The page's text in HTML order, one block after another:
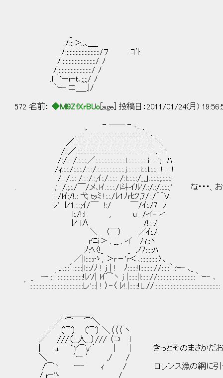
./:::＞..､＿_
/:::::::::::::::::::::::/７ ｺﾞﾄ
./:::::::::::::::::::::::/ /
/:::::::::::::::::::::::/ /
.l ｀'ーr‐ｔ､;;;;/ /
｀ｰ- ニ＿_,|/
572 名前： ◆Ml9ZfXrBUo [age] 投稿日：2011/01/24(月)
- ―― - ､_
,..:.:´:.:.:.:.:.:.:.:.:.:.:.:.:.:.:.:.:.:.｀:..､
／.:.:.:.:.:.:.:.:.:.:.:.:.:.:.:.:.:.:.:.:.:.:.:.:.:.:.:＼
/.:／.:.:.:.:.:.:.:.:.:.:.:.:.:.:.:.:.:.:.:.:.:.:.:.:.:.:.､.:.ヽ
/:/:.:./.:.:.:.／:.:.:.:.:.:.:.:.:.:.l.:.:.:.:.:.:.:i:.:.:.';:.:.ﾊ
/ｨ.:.:./:.:.:./.:.:/.:.:.:.:.:.:.:.:.:.j.:.:.:.:.i:.:.l.:.:..:.!:.:.:.!
/.:./.:.: /.:.:/.:,ｲ:./.:.:.: /:l:.:.:.:/_,」.:.:.:.;.:.:.:.!
. ,'.:./.;.:./￣/メ､lｲ.:.:.:./i斗イﾙ'/.:/.:/.:.:.:,' な・・・、おい
l.:/lｲ:/!.: 弋 ｔｯﾐ !:.:./ﾚ1ﾉｒﾋﾂ,7/:./´｀V
ﾚ' ﾚ'1.:.:;ｲ/￣ !:/ ￣/ｲ:./7 ﾉ
l:./!:l , u /イ- ィ'
ﾚ' l∧ /!:.:/
＼ （￣） ／ｲ:./
r'ﾆi＞ . __ . イ /ｨ::ヽ
ﾉ:ﾍ〈!_ _ ノﾌ:::::ﾊ
／|l:::::rゝ, ＞ｒ－'r＜､::::::::::::〉､
,...:::´::::::|l:::/ﾉ ! j | ! ﾉ::::::!l::::::::://:::::｀::ｰ- ､_
_ -‐:::´:::::::::::::::::!ﾚ'/| lｲ⌒ヽ j |::::::|l:::::://:::::::::::::::::::::::::｀ ｰ- ､
´ ::::::::::::::::::::::::::::::::::::レ':::| ! 〉-〈 ﾚ!.|::::::!L.//::::::::::::::::::::::::::::::::::::::::::::
／ ⌒ ⌒＼ _＿
／ （⌒） （⌒） ＼〈〈〈 ヽ
／ ///（__人__）/// 〈⊃ }
| u. `Y⌒y'´ | | きっとそのまさかだお
＼ ﾞー ′ ,/ /
/⌒ヽ ー‐ ｨ / ロレンス漁の網に引っ掛かってい
/ rｰ'ゝ /